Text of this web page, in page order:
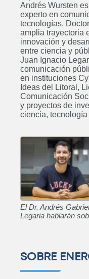
Andrés Wursten
experto en
tecnologías,
amplia trayectoria
innovación y
entre ciencia y
Juan Ignacio
comunicación
en instituciones
Ideas del Litoral,
Comunicación
y proyectos de
ciencia,
El Dr. Andrés
Legaria hablarán
SOBRE